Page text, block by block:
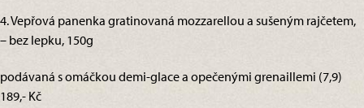
4. Vepřová panenka gratinovaná mozzarellou a sušeným rajčetem,
– bez lepku, 150g
podávaná s omáčkou demi-glace a opečenými grenaillemi (7,9)
189,- Kč